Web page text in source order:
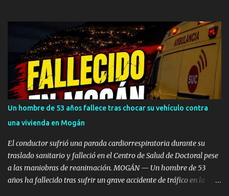
en la intersección de Ojos de Garza con la carretera de El Goro,
dentro del municipio de Telde. Por causas que aún se están
investigando, el vehículo de viajeros perdió el control e impactó de
lleno contra la pared rocosa situada junto a la calzada, quedando
completamente detenido tras la colisión. Dispositivo de
emergencias en la zona Por el momento no se ha especificado el
número exacto de pasajeros que viajaban a bordo en el momento
diversa consideración entre los ocupantes o el conductor. Hasta el
lugar de los hechos se han desplazado recursos de eme...
Un hombre de 53 años fallece tras chocar su vehículo contra
una vivienda en Mogán
El conductor sufrió una parada cardiorrespiratoria durante su
traslado sanitario y falleció en el Centro de Salud de Doctoral pese
a las maniobras de reanimación. MOGÁN — Un hombre de 53
años ha fallecido tras sufrir un grave accidente de tráfico en la